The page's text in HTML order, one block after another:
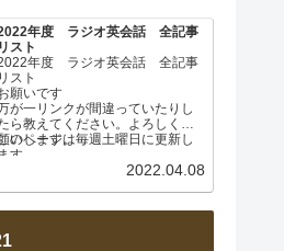
年度 ラジオ英会話 全記事
リスト
年度 ラジオ英会話 全記事
リスト
願いです
が一リンクが間違っていたりし
ら教えてください。よろしくお
いします。
のページは毎週土曜日に更新し
ます。
2022年4月 基本動詞① 日…
2022.04.08